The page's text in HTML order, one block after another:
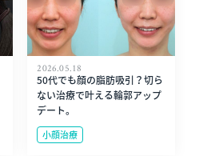
2026.05.18
50代でも顔の脂肪吸引？切ら
ない治療で叶える輪郭アップ
デート。
小顔治療